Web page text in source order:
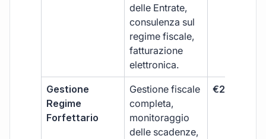
delle Entrate,
consulenza sul
regime fiscale,
fatturazione
elettronica.
Gestione
Regime
Forfettario
Gestione fiscale
completa,
monitoraggio
delle scadenze,
€264 +